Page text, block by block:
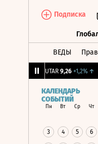
Подписка
ВЕДЫ
UTAR 9,26 +1,2%↑
КАЛЕНДАРЬ
СОБЫТИЙ
Пн Вт Ср Чт
3 4 5 6